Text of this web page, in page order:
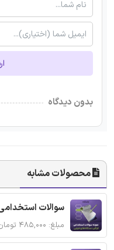
بدون دیدگاه
محصولات مشابه
سوالات
مبلغ: ۴۸۵,۰۰۰ تومان